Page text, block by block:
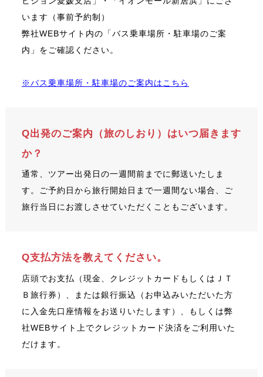
います（事前予約制）
弊社WEBサイト内の「バス乗車場所・駐車場のご案
内」をご確認ください。
※バス乗車場所・駐車場のご案内はこちら
Q出発のご案内（旅のしおり）はいつ届きます
か？
通常、ツアー出発日の一週間前までに郵送いたしま
す。ご予約日から旅行開始日まで一週間ない場合、ご
旅行当日にお渡しさせていただくこともございます。
Q支払方法を教えてください。
店頭でお支払（現金、クレジットカードもしくはＪＴ
Ｂ旅行券）、または銀行振込（お申込みいただいた方
に入金先口座情報をお送りいたします）、もしくは弊
社WEBサイト上でクレジットカード決済をご利用いた
だけます。